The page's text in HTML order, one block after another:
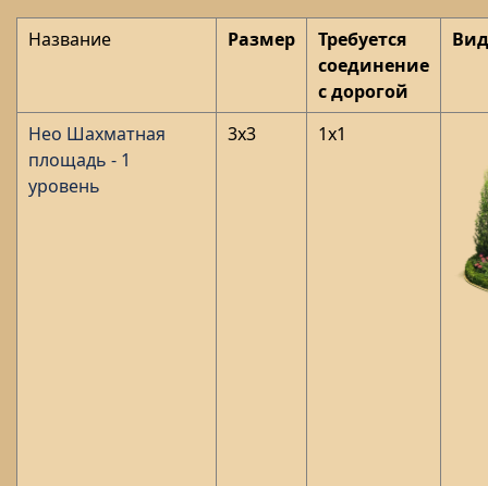
Название Размер
Требуется
соединение
с дорогой
Вид
Нео Шахматная
площадь - 1
уровень
3x3 1x1